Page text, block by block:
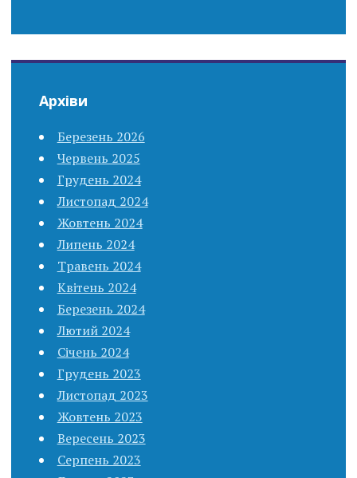
Архіви
Березень 2026
Червень 2025
Грудень 2024
Листопад 2024
Жовтень 2024
Липень 2024
Травень 2024
Квітень 2024
Березень 2024
Лютий 2024
Січень 2024
Грудень 2023
Листопад 2023
Жовтень 2023
Вересень 2023
Серпень 2023